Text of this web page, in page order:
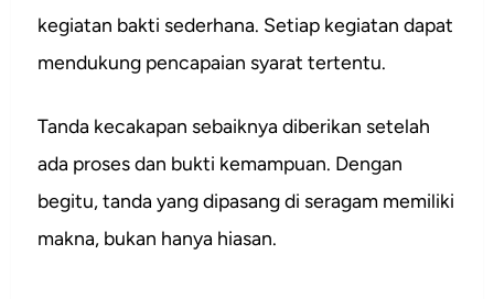
kegiatan bakti sederhana. Setiap kegiatan dapat
mendukung pencapaian syarat tertentu.
Tanda kecakapan sebaiknya diberikan setelah
ada proses dan bukti kemampuan. Dengan
begitu, tanda yang dipasang di seragam memiliki
makna, bukan hanya hiasan.